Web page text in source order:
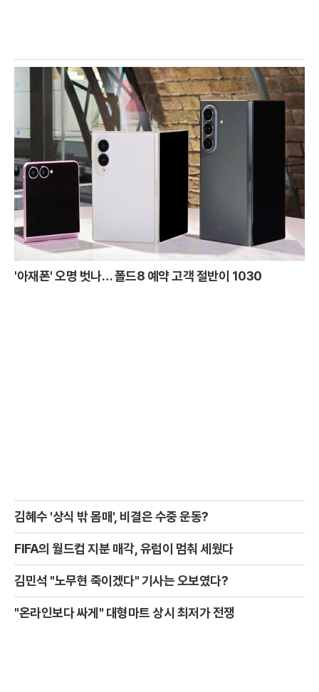
'아재폰' 오명 벗나… 폴드8 예약 고객 절반이 1030
김혜수 '상식 밖 몸매', 비결은 수중 운동?
FIFA의 월드컵 지분 매각, 유럽이 멈춰 세웠다
김민석 "노무현 죽이겠다" 기사는 오보였다?
"온라인보다 싸게" 대형마트 상시 최저가 전쟁